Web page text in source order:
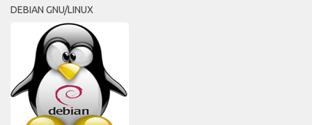
DEBIAN GNU/LINUX